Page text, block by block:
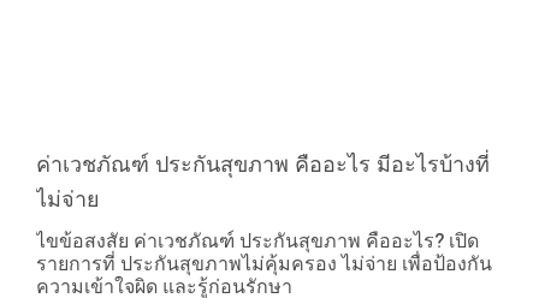
ค่าเวชภัณฑ์ ประกันสุขภาพ คืออะไร มีอะไรบ้างที่
ไม่จ่าย
ไขข้อสงสัย ค่าเวชภัณฑ์ ประกันสุขภาพ คืออะไร? เปิด
รายการที่ ประกันสุขภาพไม่คุ้มครอง ไม่จ่าย เพื่อป้องกัน
ความเข้าใจผิด และรู้ก่อนรักษา